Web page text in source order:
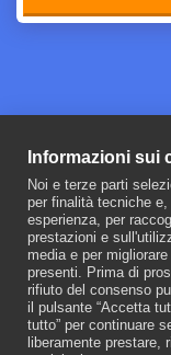
Informazioni sui
Noi e terze parti
per finalità tecniche
esperienza, per
prestazioni e
media e per
presenti. Prima di
rifiuto del consenso
il pulsante “Accetta
tutto” per continuare
liberamente prestare,